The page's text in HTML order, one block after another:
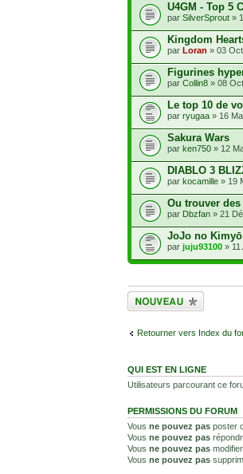
U4GM - Top 5
par SilverSprout »
Kingdom
par Loran » 03
Figurines
par Collin8 » 08
Le top 10 de
par ryugaa » 16
Sakura Wars
par ken750 » 12
DIABLO 3
par kocamille » 19
Ou trouver
par Dbzfan » 21
JoJo no
par juju93100 » 11
Écrire un nouveau
sujet
Retourner vers Index du
QUI EST EN LIGNE
Utilisateurs parcourant ce
PERMISSIONS DU FORUM
Vous ne pouvez pas poster
Vous ne pouvez pas
Vous ne pouvez pas
Vous ne pouvez pas